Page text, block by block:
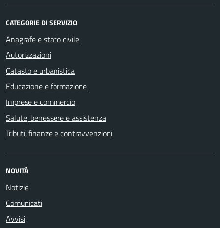
CATEGORIE DI SERVIZIO
Anagrafe e stato civile
Autorizzazioni
Catasto e urbanistica
Educazione e formazione
Imprese e commercio
Salute, benessere e assistenza
Tributi, finanze e contravvenzioni
NOVITÀ
Notizie
Comunicati
Avvisi